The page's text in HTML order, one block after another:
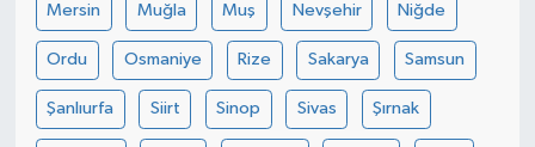
Mersin Muğla Muş Nevşehir Niğde
Ordu Osmaniye Rize Sakarya Samsun
Şanlıurfa Siirt Sinop Sivas Şırnak